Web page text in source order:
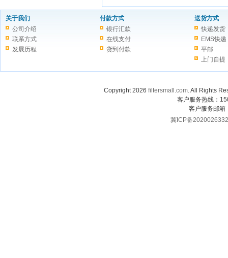
关于我们
公司介绍
联系方式
发展历程
付款方式
银行汇款
在线支付
货到付款
送货方式
快递发货
EMS快递
平邮
上门自提
Copyright 2026 filtersmall.com. All Rights
客户服务热线：
客户服务邮箱
冀ICP备